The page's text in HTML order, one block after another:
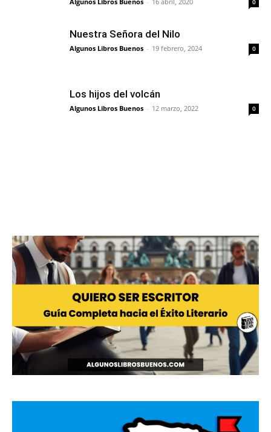
0
Nuestra Señora del Nilo
Algunos Libros Buenos - 19 febrero, 2024 0
Los hijos del volcán
Algunos Libros Buenos - 12 marzo, 2022 0